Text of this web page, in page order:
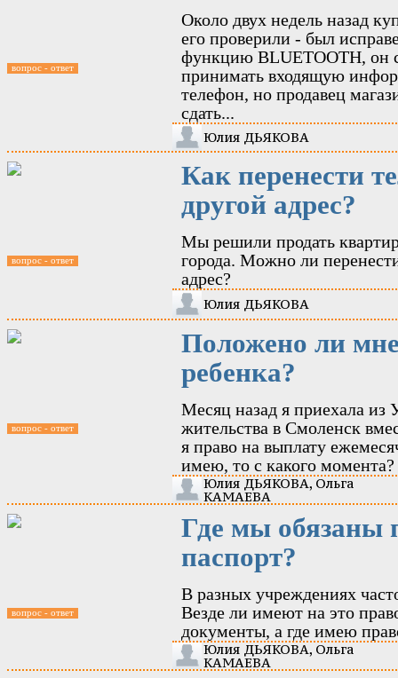
вопрос - ответ
Около двух недель назад
его проверили - был
функцию BLUETOOTH, он
принимать входящую
телефон, но продавец
сдать...
Юлия ДЬЯКОВА
вопрос - ответ
Как перенести
другой адрес?
Мы решили продать
города. Можно ли
адрес?
Юлия ДЬЯКОВА
вопрос - ответ
Положено ли
ребенка?
Месяц назад я приехала из
жительства в Смоленск
я право на выплату
имею, то с какого момента?
Юлия ДЬЯКОВА, Ольга
КАМАЕВА
вопрос - ответ
Где мы обязаны
паспорт?
В разных учреждениях
Везде ли имеют на это
документы, а где имею
Юлия ДЬЯКОВА, Ольга
КАМАЕВА